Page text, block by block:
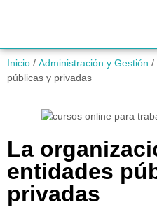
Inicio / Administración y Gestión /
públicas y privadas
La
entidades
privadas